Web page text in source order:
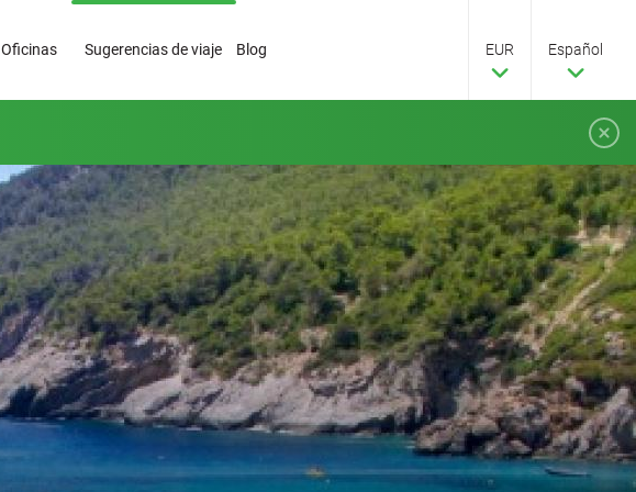
Oficinas Sugerencias de viaje Blog EUR Español